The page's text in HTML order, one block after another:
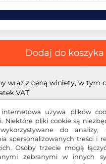
używa plików
Niektóre pliki cookie są
do analizy,
spersonalizowanych treści i
Osoby trzecie mogą
zebranymi w innych
Dodaj do koszyka
wraz z ceną winiety, w tym
VAT